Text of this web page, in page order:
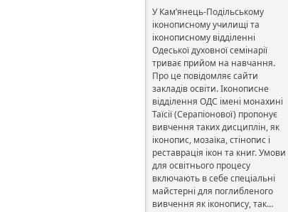
У Кам’янець-Подільському
іконописному училищі та
іконописному відділенні
Одеської духовної семінарії
триває прийом на навчання.
Про це повідомляє сайти
закладів освіти. Іконописне
відділення ОДС імені монахині
Таїсії (Серапіонової) пропонує
вивчення таких дисциплін, як
іконопис, мозаїка, стінопис і
реставрація ікон та книг. Умови
для освітнього процесу
включають в себе спеціальні
майстерні для поглибленого
вивчення як іконопису, так…